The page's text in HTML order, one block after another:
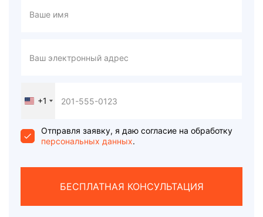
United
+1
+1
Отправля заявку, я даю согласие на обработку
персональных данных.
БЕСПЛАТНАЯ КОНСУЛЬТАЦИЯ